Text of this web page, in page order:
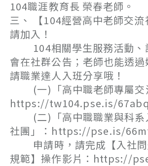
104職涯教育長 榮春老師。
三、 【104經營高中老師交流
請加入！
104相關學生服務活動、
會在社群公告；老師也能透
請職業達人入班分享哦！
(一)「高中職老師專屬交
https://tw104.pse.is/
(二)「高中職職業與科系
社團」：https://pse.is/
申請時，請完成【入社問
規範】操作影片：https://